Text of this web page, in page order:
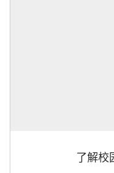
了解校